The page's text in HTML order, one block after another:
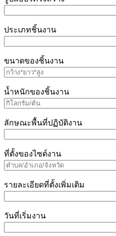
ประเภทชิ้นงาน
ขนาดของชิ้นงาน
น้ำหนักของชิ้นงาน
ลักษณะพื้นที่ปฏิบัติงาน
ที่ตั้งของไซต์งาน
รายละเอียดที่ตั้งเพิ่มเติม
วันที่เริ่มงาน